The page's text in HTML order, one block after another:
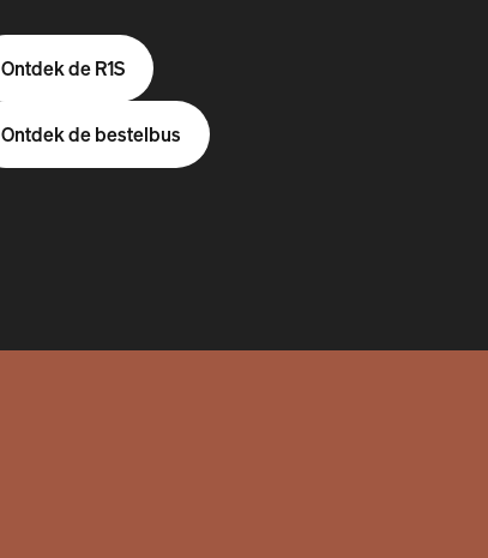
Ontdek de R1S
Ontdek de bestelbus